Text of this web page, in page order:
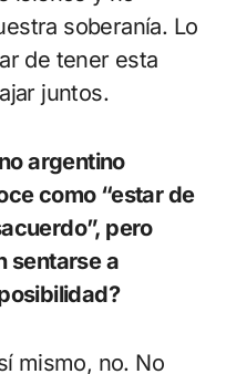
soberanía. Lo
de tener esta
juntos.
argentino
como “estar de
pero
sentarse a
mismo, no. No